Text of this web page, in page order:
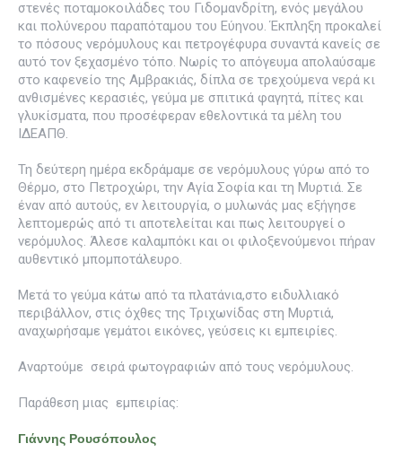
στενές ποταμοκοιλάδες του Γιδομανδρίτη, ενός μεγάλου
και πολύνερου παραπόταμου του Εύηνου. Έκπληξη προκαλεί
το πόσους νερόμυλους και πετρογέφυρα συναντά κανείς σε
αυτό τον ξεχασμένο τόπο. Νωρίς το απόγευμα απολαύσαμε
στο καφενείο της Αμβρακιάς, δίπλα σε τρεχούμενα νερά κι
ανθισμένες κερασιές, γεύμα με σπιτικά φαγητά, πίτες και
γλυκίσματα, που προσέφεραν εθελοντικά τα μέλη του
ΙΔΕΑΠΘ.
Τη δεύτερη ημέρα εκδράμαμε σε νερόμυλους γύρω από το
Θέρμο, στο Πετροχώρι, την Αγία Σοφία και τη Μυρτιά. Σε
έναν από αυτούς, εν λειτουργία, ο μυλωνάς μας εξήγησε
λεπτομερώς από τι αποτελείται και πως λειτουργεί ο
νερόμυλος. Άλεσε καλαμπόκι και οι φιλοξενούμενοι πήραν
αυθεντικό μπομποτάλευρο.
Μετά το γεύμα κάτω από τα πλατάνια,στο ειδυλλιακό
περιβάλλον, στις όχθες της Τριχωνίδας στη Μυρτιά,
αναχωρήσαμε γεμάτοι εικόνες, γεύσεις κι εμπειρίες.
Αναρτούμε σειρά φωτογραφιών από τους νερόμυλους.
Παράθεση μιας εμπειρίας:
Γιάννης Ρουσόπουλος